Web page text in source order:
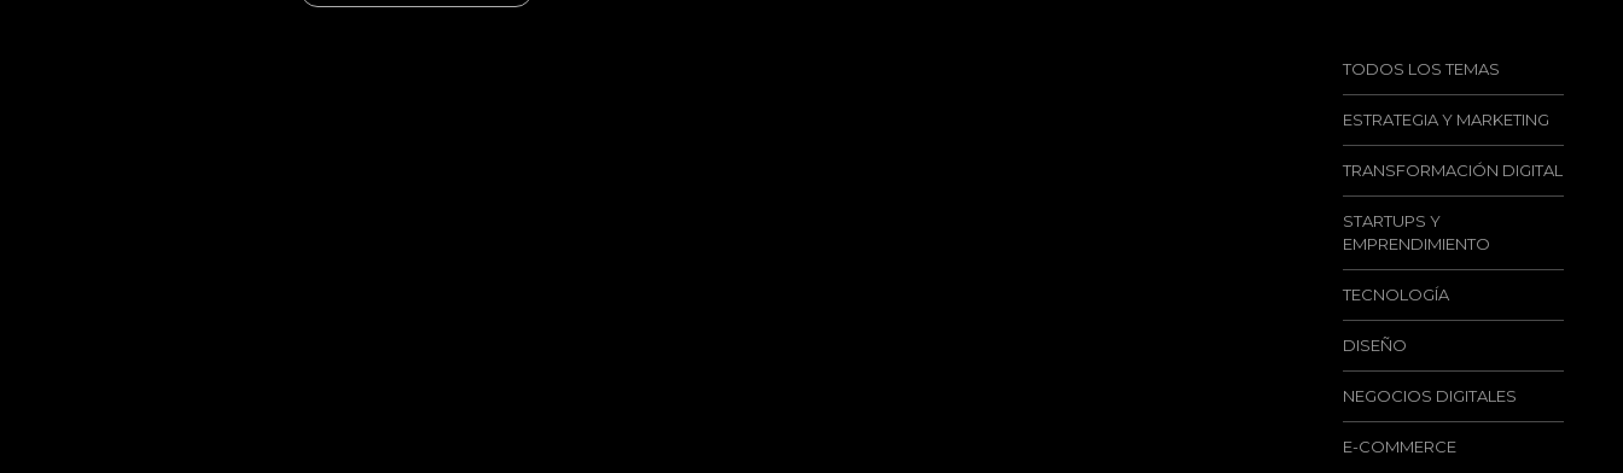
TODOS LOS TEMAS
ESTRATEGIA Y MARKETING
TRANSFORMACIÓN DIGITAL
STARTUPS Y
EMPRENDIMIENTO
TECNOLOGÍA
DISEÑO
NEGOCIOS DIGITALES
E-COMMERCE